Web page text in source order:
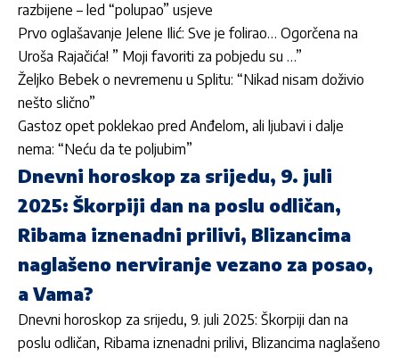
razbijene – led “polupao” usjeve
Prvo oglašavanje Jelene Ilić: Sve je folirao… Ogorčena na
Uroša Rajačića! ” Moji favoriti za pobjedu su …”
Željko Bebek o nevremenu u Splitu: “Nikad nisam doživio
nešto slično”
Gastoz opet poklekao pred Anđelom, ali ljubavi i dalje
nema: “Neću da te poljubim”
Dnevni horoskop za srijedu, 9. juli
2025: Škorpiji dan na poslu odličan,
Ribama iznenadni prilivi, Blizancima
naglašeno nerviranje vezano za posao,
a Vama?
Dnevni horoskop za srijedu, 9. juli 2025: Škorpiji dan na
poslu odličan, Ribama iznenadni prilivi, Blizancima naglašeno